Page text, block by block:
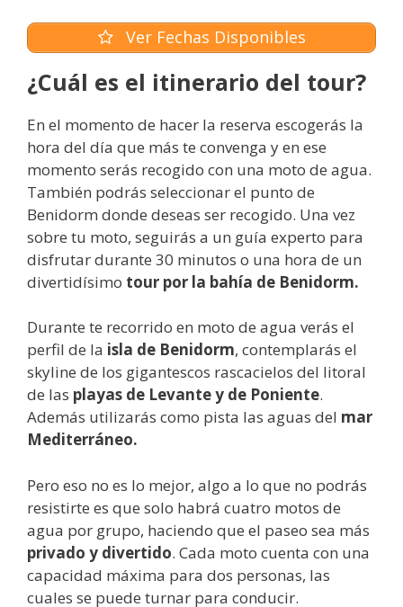
Ver Fechas Disponibles
¿Cuál es el itinerario del tour?
En el momento de hacer la reserva escogerás la
hora del día que más te convenga y en ese
momento serás recogido con una moto de agua.
También podrás seleccionar el punto de
Benidorm donde deseas ser recogido. Una vez
sobre tu moto, seguirás a un guía experto para
disfrutar durante 30 minutos o una hora de un
divertidísimo tour por la bahía de Benidorm.
Durante te recorrido en moto de agua verás el
perfil de la isla de Benidorm, contemplarás el
skyline de los gigantescos rascacielos del litoral
de las playas de Levante y de Poniente.
Además utilizarás como pista las aguas del mar
Mediterráneo.
Pero eso no es lo mejor, algo a lo que no podrás
resistirte es que solo habrá cuatro motos de
agua por grupo, haciendo que el paseo sea más
privado y divertido. Cada moto cuenta con una
capacidad máxima para dos personas, las
cuales se puede turnar para conducir.